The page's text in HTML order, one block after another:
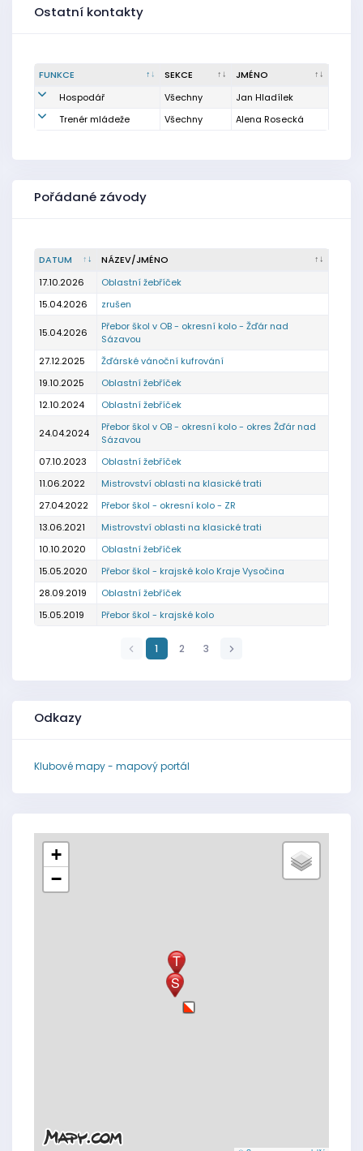
Ostatní kontakty
FUNKCE SEKCE
JMÉNO
Hospodář
Všechny
Jan Hladílek
Trenér mládeže
Všechny Alena Rosecká
Pořádané závody
DATUM
NÁZEV/JMÉNO
17.10.2026
Oblastní žebříček
15.04.2026
zrušen
15.04.2026
Přebor škol v OB - okresní kolo - Žďár nad
Sázavou
27.12.2025
Žďárské vánoční kufrování
19.10.2025
Oblastní žebříček
12.10.2024
Oblastní žebříček
24.04.2024
Přebor škol v OB - okresní kolo - okres Žďár nad
Sázavou
07.10.2023
Oblastní žebříček
11.06.2022
Mistrovství oblasti na klasické trati
27.04.2022
Přebor škol - okresní kolo - ZR
13.06.2021
Mistrovství oblasti na klasické trati
10.10.2020
Oblastní žebříček
15.05.2020
Přebor škol - krajské kolo Kraje Vysočina
28.09.2019
Oblastní žebříček
15.05.2019
Přebor škol - krajské kolo
1 2 3
Odkazy
Klubové mapy - mapový portál
S
T
+
−